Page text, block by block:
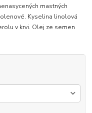
mastných
Kyselina linolová
v krvi. Olej ze semen